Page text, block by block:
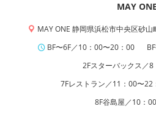
MAY ONE
MAY ONE 静岡県浜松市中央区砂山
BF〜6F／10：00〜20：00
2Fスターバックス／
7Fレストラン／11：00〜22
8F谷島屋／10：